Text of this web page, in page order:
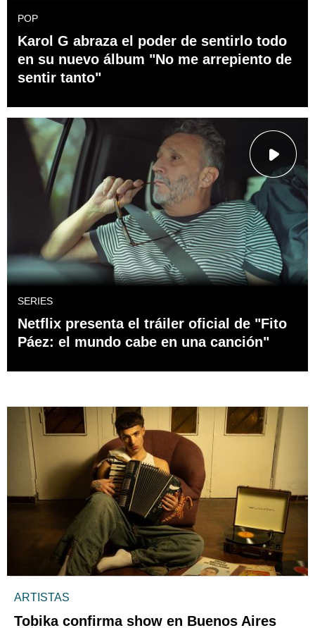
POP
Karol G abraza el poder de sentirlo todo
en su nuevo álbum "No me arrepiento de
sentir tanto"
SERIES
Netflix presenta el tráiler oficial de "Fito
Páez: el mundo cabe en una canción"
ARTISTAS
Tobika confirma show en Buenos Aires